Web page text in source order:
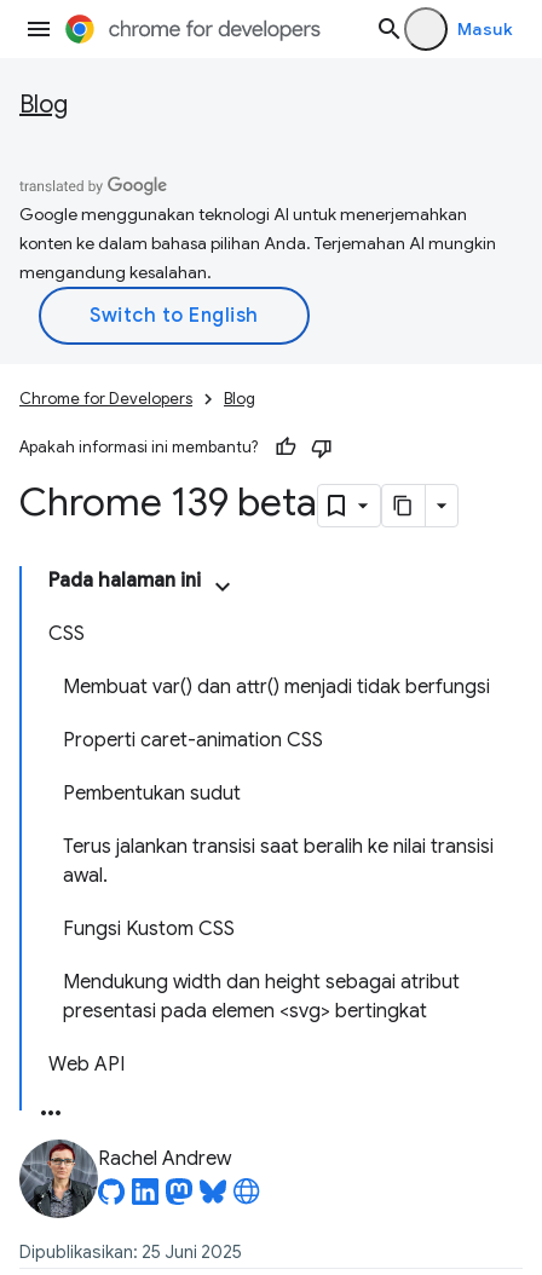
Masuk
Blog
Google menggunakan teknologi AI untuk menerjemahkan
konten ke dalam bahasa pilihan Anda. Terjemahan AI mungkin
mengandung kesalahan.
Chrome for Developers Blog
Apakah informasi ini membantu?
Chrome 139 beta
Pada halaman ini
CSS
Membuat var() dan attr() menjadi tidak berfungsi
Properti caret-animation CSS
Pembentukan sudut
Terus jalankan transisi saat beralih ke nilai transisi
awal.
Fungsi Kustom CSS
Mendukung width dan height sebagai atribut
presentasi pada elemen <svg> bertingkat
Web API
Rachel Andrew
Dipublikasikan: 25 Juni 2025